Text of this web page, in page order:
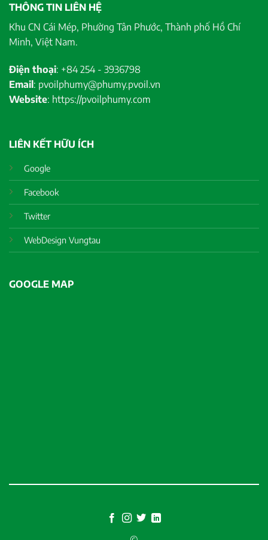
THÔNG TIN LIÊN HỆ
Khu CN Cái Mép, Phường Tân Phước, Thành phố Hồ Chí
Minh, Việt Nam.
Điện thoại: +84 254 - 3936798
Email: pvoilphumy@phumy.pvoil.vn
Website: https://pvoilphumy.com
LIÊN KẾT HỮU ÍCH
Google
Facebook
Twitter
WebDesign Vungtau
GOOGLE MAP